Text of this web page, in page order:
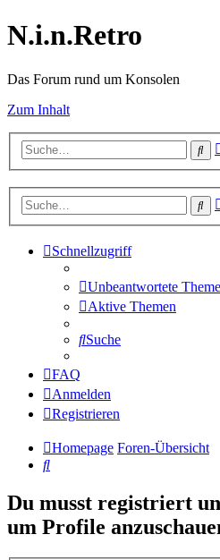
N.i.n.Retro
Das Forum rund um Konsolen
Zum Inhalt
Schnellzugriff
Unbeantwortete
Aktive Themen
Suche
FAQ
Anmelden
Registrieren
Homepage Foren-Übersicht
Suche
Du musst registriert
um Profile